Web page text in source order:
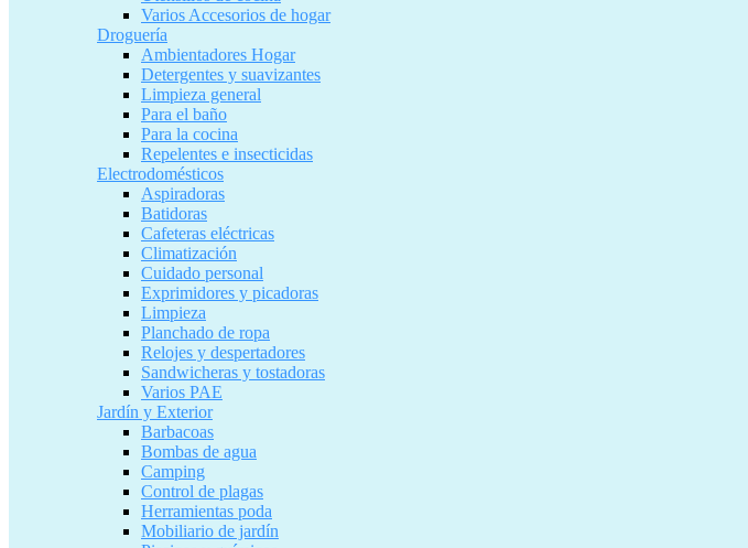
Varios Accesorios de hogar
Droguería
Ambientadores Hogar
Detergentes y suavizantes
Limpieza general
Para el baño
Para la cocina
Repelentes e insecticidas
Electrodomésticos
Aspiradoras
Batidoras
Cafeteras eléctricas
Climatización
Cuidado personal
Exprimidores y picadoras
Limpieza
Planchado de ropa
Relojes y despertadores
Sandwicheras y tostadoras
Varios PAE
Jardín y Exterior
Barbacoas
Bombas de agua
Camping
Control de plagas
Herramientas poda
Mobiliario de jardín